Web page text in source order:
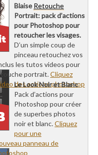
Blaise Retouche
Portrait: pack d’actions
pour Photoshop pour
retoucher les visages.
D’un simple coup de
pinceau retouchez vos
les tutos videos pour
portrait.Cliquez
des actions photoshop
Le Look Noir et Blanc
Pack d’actions pour
Photoshop pour créer
de superbes photos
noir et blanc.Cliquez
pour une
panneau de